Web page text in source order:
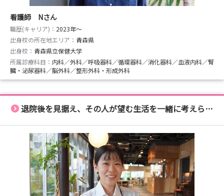
看護師 Nさん
職歴(キャリア)： 2023年〜
出身校の所在地エリア： 青森県
出身校： 青森県立保健大学
所属診療科目： 内科／外科／呼吸器科／循環器科／消化器科／血液内科／腎
臓・泌尿器科／脳外科／整形外科・形成外科
退院後を見据え、その人が望む生活を一緒に考えられる看護師に！